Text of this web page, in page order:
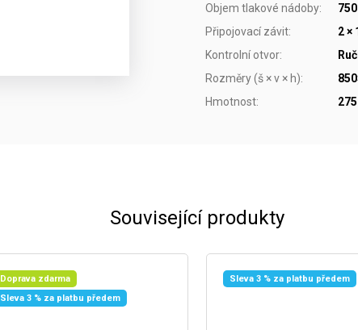
Objem tlakové nádoby:
750 l
Připojovací závit:
2 ×
Kontrolní otvor:
Rozměry (š × v × h):
Hmotnost:
Související produkty
Doprava zdarma
Sleva 3 % za platbu předem
Sleva 3 % za platbu předem